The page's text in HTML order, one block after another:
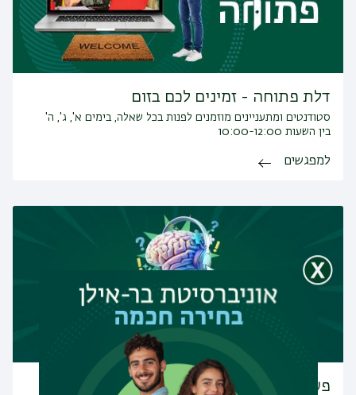
דלת פתוחה - זמינים לכם בזום
סטודנטים ומתעניינים מוזמנים לפנות בכל שאלה, בימים א', ג', ה'
בין השעות 10:00-12:00
למפגשים
פעילות חכמה לשעת מלחמה